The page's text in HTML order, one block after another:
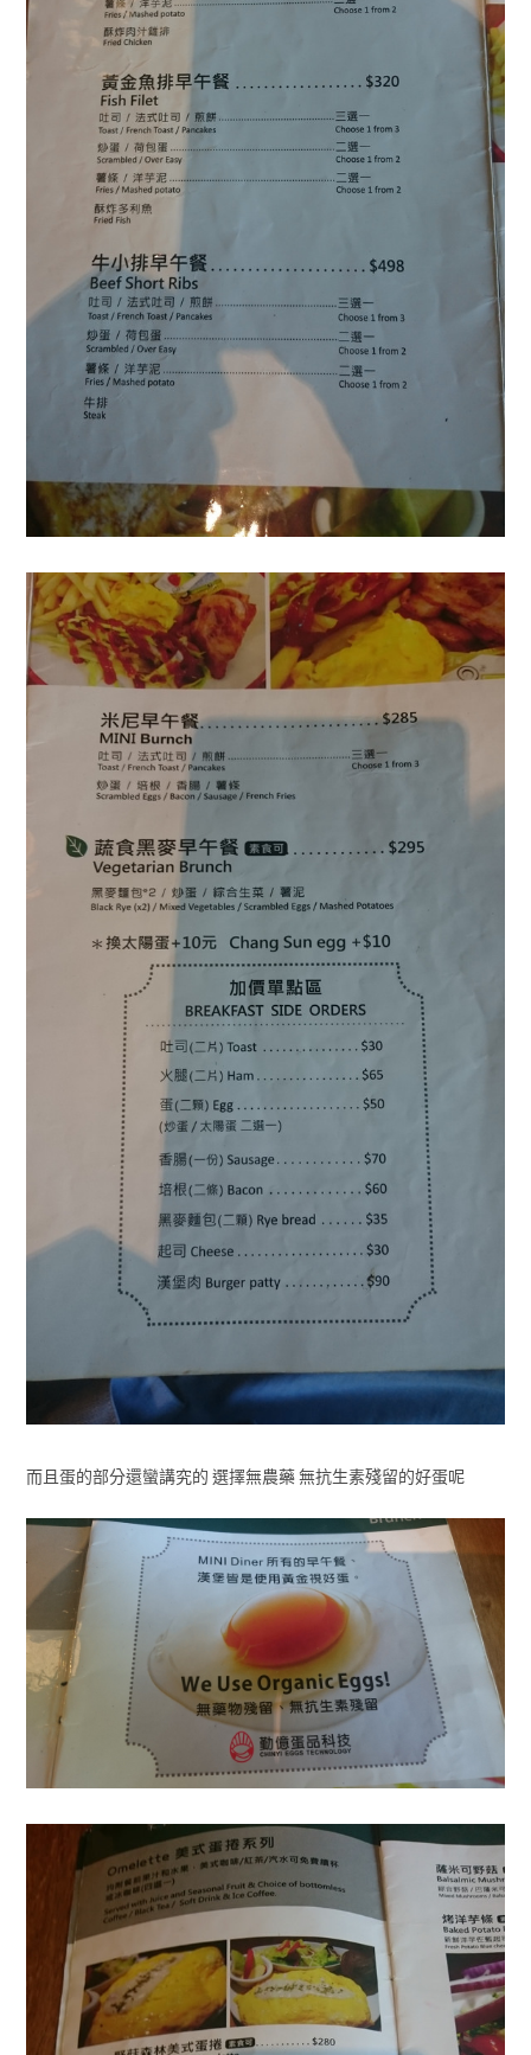
而且蛋的部分還蠻講究的 選擇無農藥 無抗生素殘留的好蛋呢